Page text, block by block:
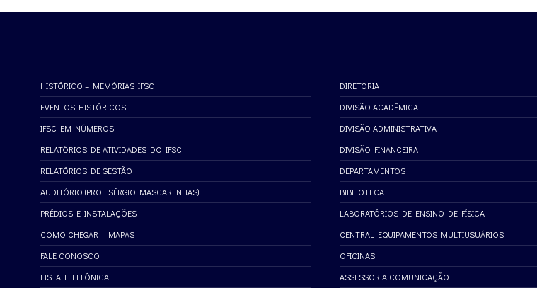
HISTÓRICO – MEMÓRIAS IFSC
EVENTOS HISTÓRICOS
IFSC EM NÚMEROS
RELATÓRIOS DE ATIVIDADES DO IFSC
RELATÓRIOS DE GESTÃO
AUDITÓRIO (PROF. SÉRGIO MASCARENHAS)
PRÉDIOS E INSTALAÇÕES
COMO CHEGAR – MAPAS
FALE CONOSCO
LISTA TELEFÔNICA
DIRETORIA
DIVISÃO ACADÊMICA
DIVISÃO ADMINISTRATIVA
DIVISÃO FINANCEIRA
DEPARTAMENTOS
BIBLIOTECA
LABORATÓRIOS DE ENSINO DE FÍSICA
CENTRAL EQUIPAMENTOS MULTIUSUÁRIOS
OFICINAS
ASSESSORIA COMUNICAÇÃO